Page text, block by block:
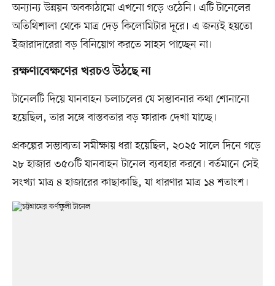
অন্যান্য উন্নয়ন অবকাঠামো এখনো গড়ে ওঠেনি। এটি টানেলের
অতিথিশালা থেকে মাত্র দেড় কিলোমিটার দূরে। এ জন্যই হয়তো
ইজারাদারেরা বড় বিনিয়োগ করতে সাহস পাচ্ছেন না।
রক্ষণাবেক্ষণের খরচও উঠছে না
টানেলটি দিয়ে যানবাহন চলাচলের যে সম্ভাবনার কথা শোনানো
হয়েছিল, তার সঙ্গে বাস্তবতার বড় ফারাক দেখা যাচ্ছে।
প্রকল্পের সম্ভাব্যতা সমীক্ষায় ধরা হয়েছিল, ২০২৫ সালে দিনে গড়ে
২৮ হাজার ৩৫০টি যানবাহন টানেল ব্যবহার করবে। বর্তমানে সেই
সংখ্যা মাত্র ৪ হাজারের কাছাকাছি, যা ধারণার মাত্র ১৪ শতাংশ।